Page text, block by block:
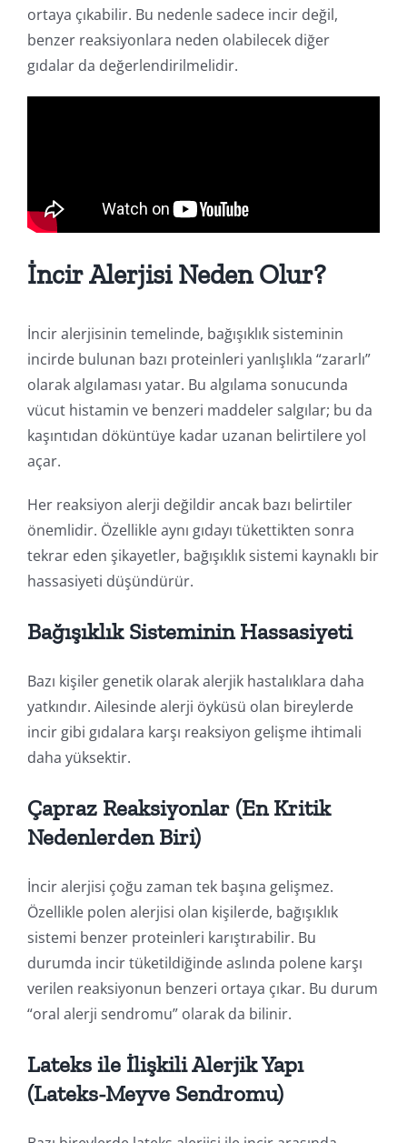
ortaya çıkabilir. Bu nedenle sadece incir değil,
benzer reaksiyonlara neden olabilecek diğer
gıdalar da değerlendirilmelidir.
İncir Alerjisi Neden Olur?
İncir alerjisinin temelinde, bağışıklık sisteminin
incirde bulunan bazı proteinleri yanlışlıkla “zararlı”
olarak algılaması yatar. Bu algılama sonucunda
vücut histamin ve benzeri maddeler salgılar; bu da
kaşıntıdan döküntüye kadar uzanan belirtilere yol
açar.
Her reaksiyon alerji değildir ancak bazı belirtiler
önemlidir. Özellikle aynı gıdayı tükettikten sonra
tekrar eden şikayetler, bağışıklık sistemi kaynaklı bir
hassasiyeti düşündürür.
Bağışıklık Sisteminin Hassasiyeti
Bazı kişiler genetik olarak alerjik hastalıklara daha
yatkındır. Ailesinde alerji öyküsü olan bireylerde
incir gibi gıdalara karşı reaksiyon gelişme ihtimali
daha yüksektir.
Çapraz Reaksiyonlar (En Kritik
Nedenlerden Biri)
İncir alerjisi çoğu zaman tek başına gelişmez.
Özellikle polen alerjisi olan kişilerde, bağışıklık
sistemi benzer proteinleri karıştırabilir. Bu
durumda incir tüketildiğinde aslında polene karşı
verilen reaksiyonun benzeri ortaya çıkar. Bu durum
“oral alerji sendromu” olarak da bilinir.
Lateks ile İlişkili Alerjik Yapı
(Lateks-Meyve Sendromu)